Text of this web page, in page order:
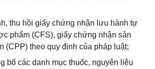
thu hồi giấy chứng nhận lưu hành tự
phẩm (CFS), giấy chứng nhận sản
(CPP) theo quy định của pháp luật;
bố các danh mục thuốc, nguyên liệu